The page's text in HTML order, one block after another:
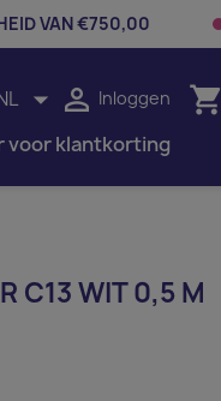
VAN €750,00
  Inloggen shopping_cart
voor klantkorting
C13 WIT 0,5 M